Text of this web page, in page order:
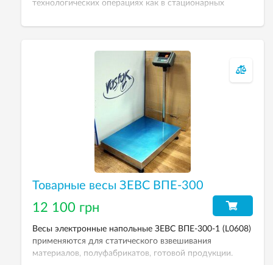
технологических операциях как в стационарных
500 кг. Дискретность — 200 г. Весовой индикатор —
Товарные весы ЗЕВС ВПЕ-300
12 100 грн
Весы электронные напольные ЗЕВС ВПЕ-300-1 (L0608)
применяются для статического взвешивания
материалов, полуфабрикатов, готовой продукции.